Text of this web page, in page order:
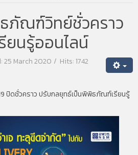
ภัณฑ์วิทย์ชั่วคราว
ยนรู้ออนไลน์
25 March 2020 Hits: 1742
ปิดชั่วคราว ปรับกลยุทธ์เป็นพิพิธภัณฑ์เรียนรู้